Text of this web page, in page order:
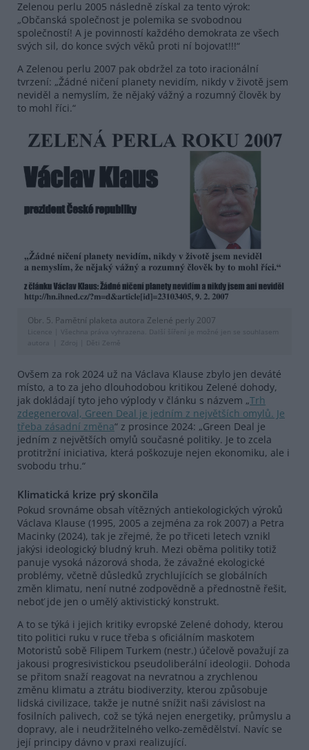
Zelenou perlu 2005 následně získal za tento výrok:
„Občanská společnost je polemika se svobodnou
společností! A je povinností každého demokrata ze všech
svých sil, do konce svých věků proti ní bojovat!!!“
A Zelenou perlu 2007 pak obdržel za toto iracionální
tvrzení: „Žádné ničení planety nevidím, nikdy v životě jsem
neviděl a nemyslím, že nějaký vážný a rozumný člověk by
to mohl říci.“
Obr. 5. Pamětní plaketa autora Zelené perly 2007
Licence |
Všechna práva vyhrazena. Další šíření je možné jen se souhlasem
autora
Zdroj | Děti Země
Ovšem za rok 2024 už na Václava Klause zbylo jen deváté
místo, a to za jeho dlouhodobou kritikou Zelené dohody,
jak dokládají tyto jeho výplody v článku s názvem „Trh
zdegeneroval, Green Deal je jedním z největších omylů. Je
třeba zásadní změna“ z prosince 2024: „Green Deal je
jedním z největších omylů současné politiky. Je to zcela
protitržní iniciativa, která poškozuje nejen ekonomiku, ale i
svobodu trhu.“
Klimatická krize prý skončila
Pokud srovnáme obsah vítězných antiekologických výroků
Václava Klause (1995, 2005 a zejména za rok 2007) a Petra
Macinky (2024), tak je zřejmé, že po třiceti letech vznikl
jakýsi ideologický bludný kruh. Mezi oběma politiky totiž
panuje vysoká názorová shoda, že závažné ekologické
problémy, včetně důsledků zrychlujících se globálních
změn klimatu, není nutné zodpovědně a přednostně řešit,
neboť jde jen o umělý aktivistický konstrukt.
A to se týká i jejich kritiky evropské Zelené dohody, kterou
tito politici ruku v ruce třeba s oficiálním maskotem
Motoristů sobě Filipem Turkem (nestr.) účelově považují za
jakousi progresivistickou pseudoliberální ideologii. Dohoda
se přitom snaží reagovat na nevratnou a zrychlenou
změnu klimatu a ztrátu biodiverzity, kterou způsobuje
lidská civilizace, takže je nutné snížit naši závislost na
fosilních palivech, což se týká nejen energetiky, průmyslu a
dopravy, ale i neudržitelného velko-zemědělství. Navíc se
její principy dávno v praxi realizující.